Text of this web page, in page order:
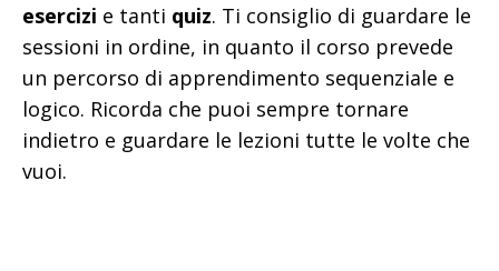
esercizi e tanti quiz. Ti consiglio di guardare le
sessioni in ordine, in quanto il corso prevede
un percorso di apprendimento sequenziale e
logico. Ricorda che puoi sempre tornare
indietro e guardare le lezioni tutte le volte che
vuoi.